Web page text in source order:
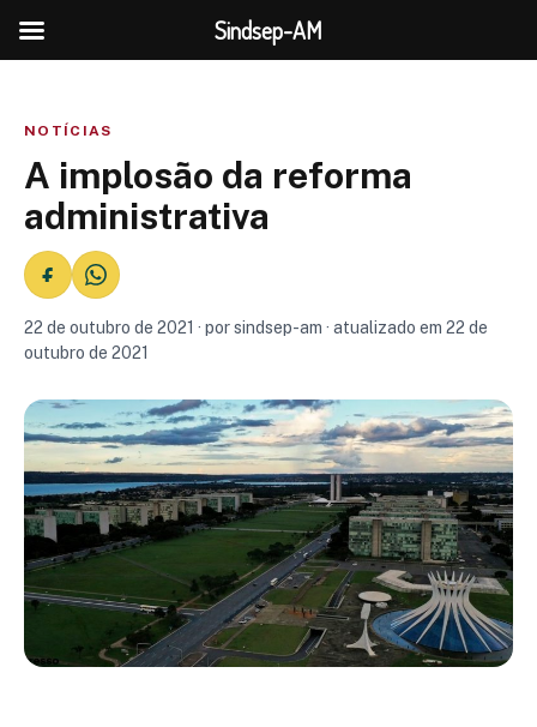
NOTÍCIAS
A implosão da reforma
administrativa
22 de outubro de 2021 · por sindsep-am · atualizado em 22 de
outubro de 2021
Sindsep-AM